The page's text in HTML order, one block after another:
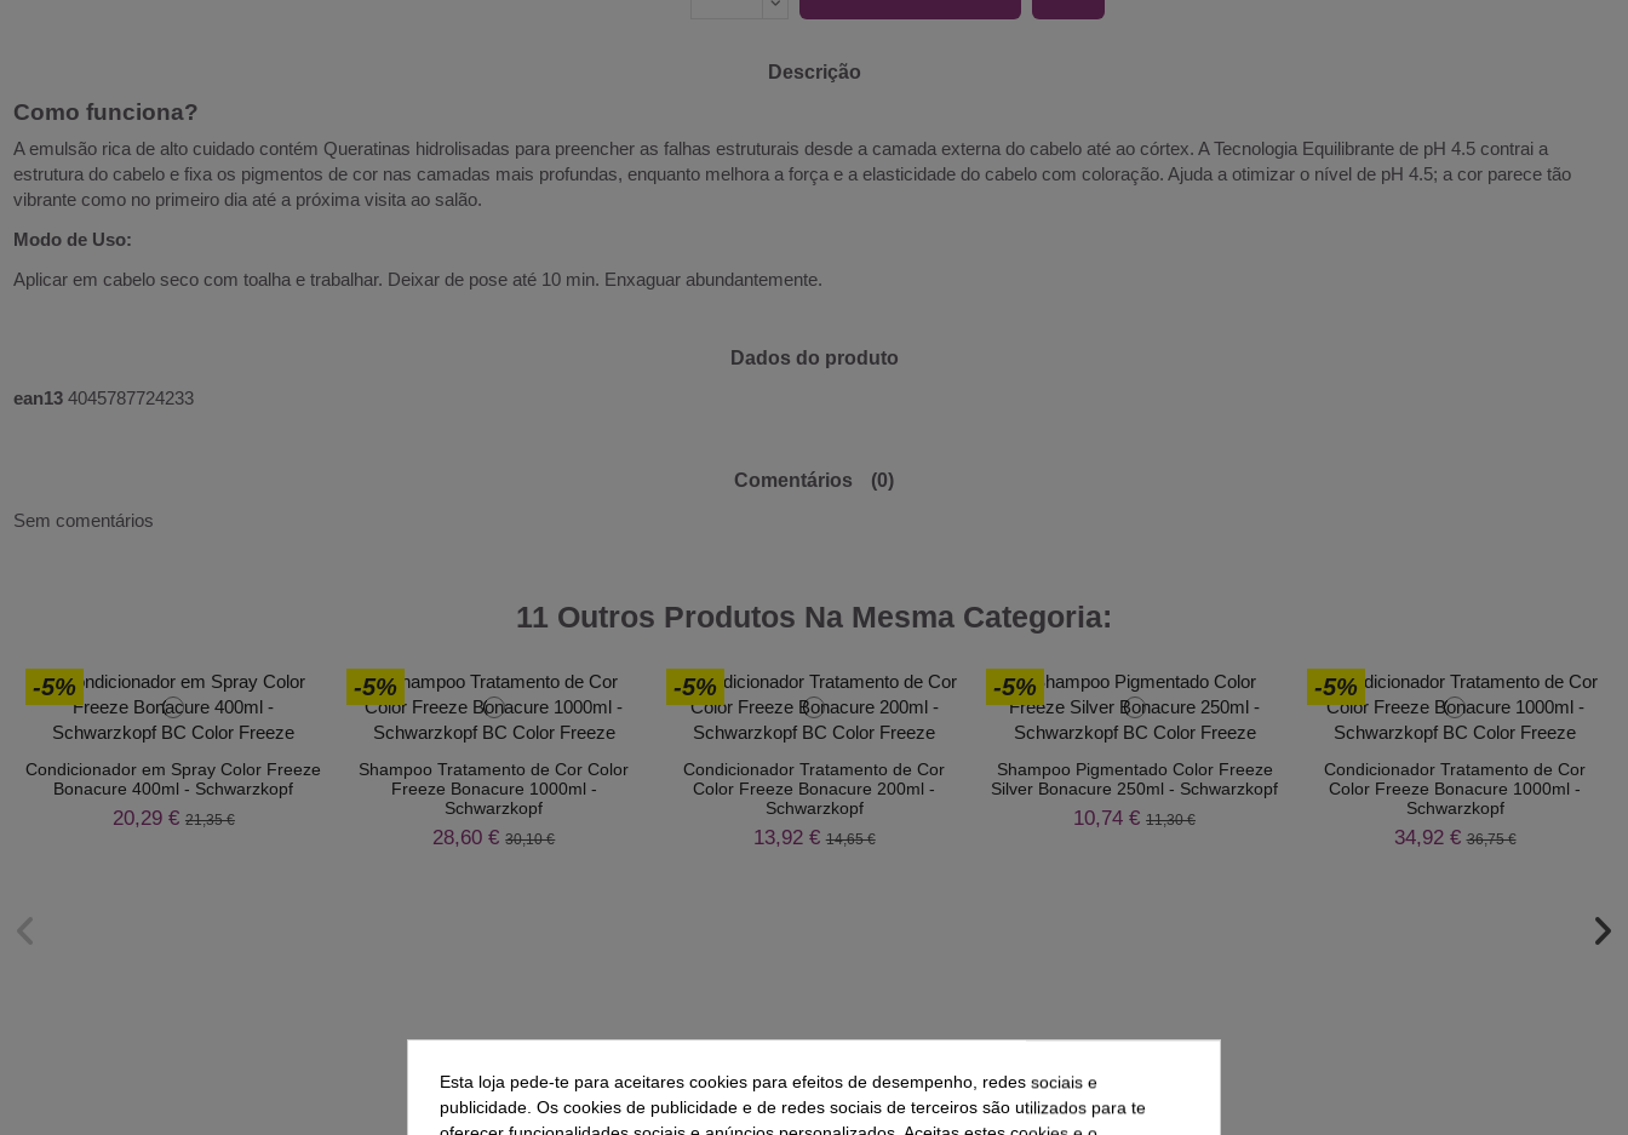
Descrição
Como funciona?
A emulsão rica de alto cuidado contém Queratinas hidrolisadas para preencher as falhas estruturais desde a camada externa do cabelo até ao córtex. A Tecnologia Equilibrante de pH 4.5 contrai a
estrutura do cabelo e fixa os pigmentos de cor nas camadas mais profundas, enquanto melhora a força e a elasticidade do cabelo com coloração. Ajuda a otimizar o nível de pH 4.5; a cor parece tão
vibrante como no primeiro dia até a próxima visita ao salão.
Modo de Uso:
Aplicar em cabelo seco com toalha e trabalhar. Deixar de pose até 10 min. Enxaguar abundantemente.
Dados do produto
ean13 4045787724233
Comentários
(0)
Sem comentários
11 Outros Produtos Na Mesma Categoria:
-5%
Condicionador em Spray Color Freeze
Bonacure 400ml - Schwarzkopf
20,29 € 21,35 €
-5%
Shampoo Tratamento de Cor Color
Freeze Bonacure 1000ml -
Schwarzkopf
28,60 €30,10 €
-5%
Condicionador Tratamento de Cor
Color Freeze Bonacure 200ml -
Schwarzkopf
13,92 €14,65 €
-5%
Shampoo Pigmentado Color Freeze
Silver Bonacure 250ml - Schwarzkopf
10,74 €11,30 €
-5%
Condicionador Tratamento de Cor
Color Freeze Bonacure 1000ml -
Schwarzkopf
34,92 €36,75 €
Esta loja pede-te para aceitares cookies para efeitos de desempenho, redes sociais e
publicidade. Os cookies de publicidade e de redes sociais de terceiros são utilizados para te